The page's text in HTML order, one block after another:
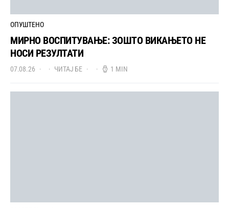
ОПУШТЕНО
МИРНО ВОСПИТУВАЊЕ: ЗОШТО ВИКАЊЕТО НЕ
НОСИ РЕЗУЛТАТИ
07.08.26 ЧИТАЈ БЕ 1 MIN